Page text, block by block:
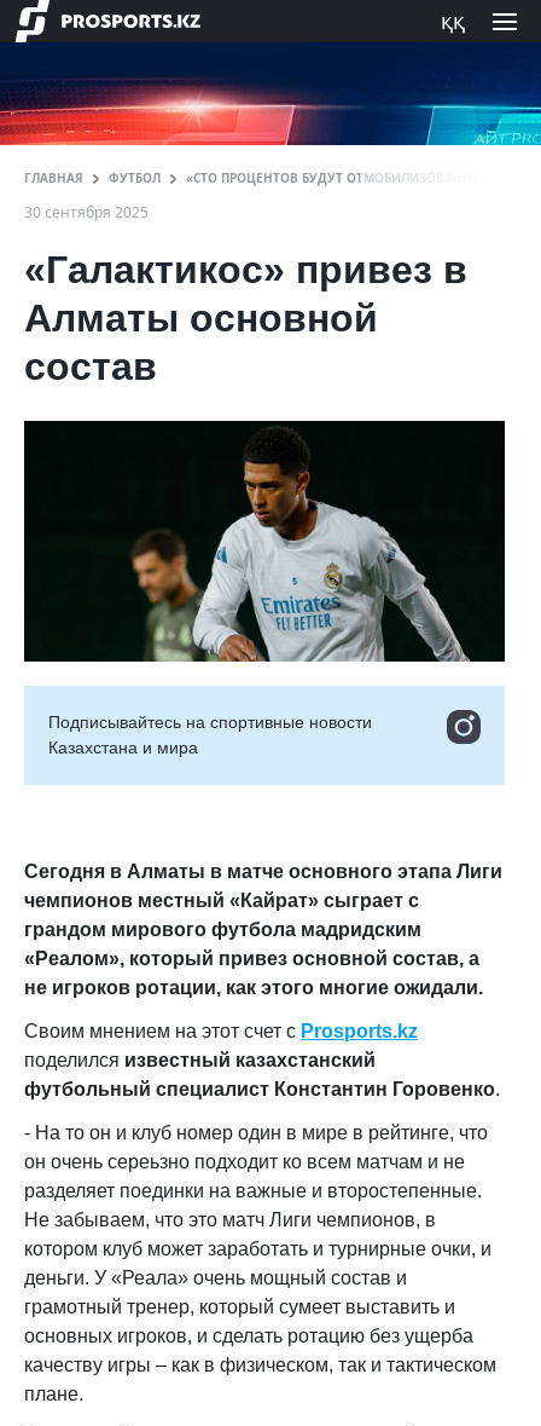
ққ
ГЛАВНАЯ ФУТБОЛ «СТО ПРОЦЕНТОВ БУДУТ ОТМОБИЛИЗОВАННЫМИ».
30 сентября 2025
«Галактикос» привез в
Алматы основной
состав
Подписывайтесь на cпортивные новости
Казахстана и мира
Сегодня в Алматы в матче основного этапа Лиги
чемпионов местный «Кайрат» сыграет с
грандом мирового футбола мадридским
«Реалом», который привез основной состав, а
не игроков ротации, как этого многие ожидали.
Своим мнением на этот счет с Prosports.kz
поделился известный казахстанский
футбольный специалист Константин Горовенко.
- На то он и клуб номер один в мире в рейтинге, что
он очень сереьзно подходит ко всем матчам и не
разделяет поединки на важные и второстепенные.
Не забываем, что это матч Лиги чемпионов, в
котором клуб может заработать и турнирные очки, и
деньги. У «Реала» очень мощный состав и
грамотный тренер, который сумеет выставить и
основных игроков, и сделать ротацию без ущерба
качеству игры – как в физическом, так и тактическом
плане.